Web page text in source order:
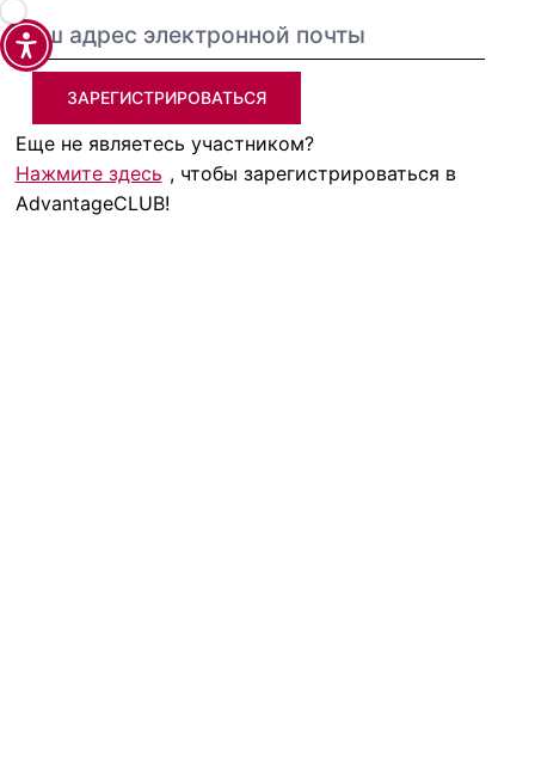
ЗАРЕГИСТРИРОВАТЬСЯ
Еще не являетесь участником?
Нажмите здесь , чтобы зарегистрироваться в
AdvantageCLUB!